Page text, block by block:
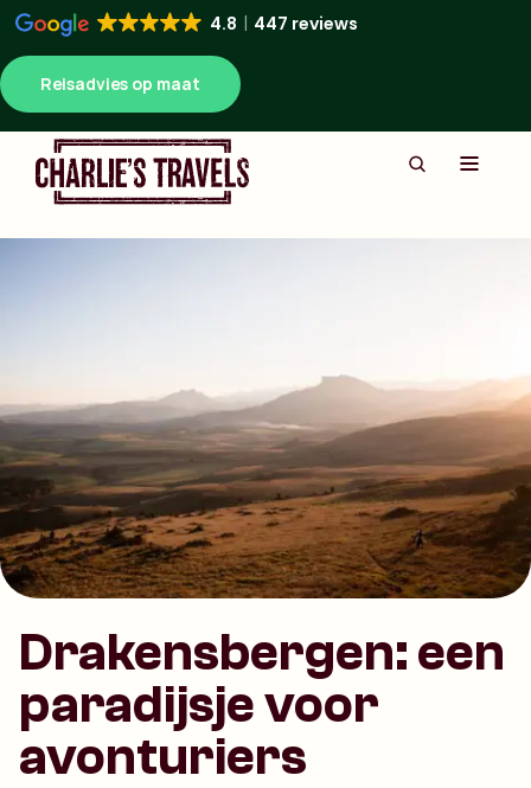
4.8 447 reviews
Reisadvies op maat
Drakensbergen: een
paradijsje voor
avonturiers